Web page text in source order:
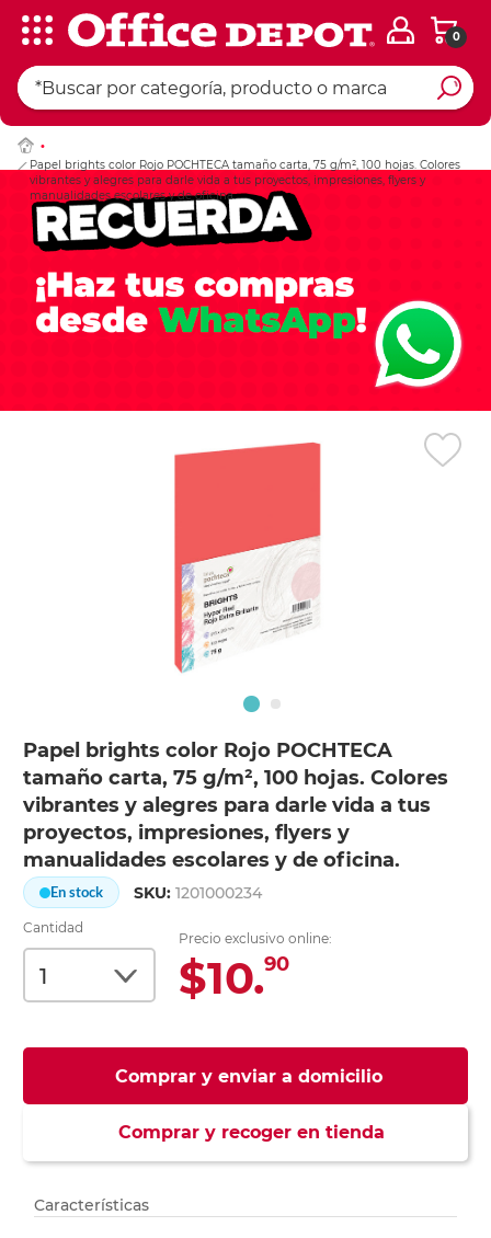
0
Papel brights color Rojo POCHTECA tamaño carta, 75 g/m², 100 hojas. Colores
vibrantes y alegres para darle vida a tus proyectos, impresiones, flyers y
manualidades escolares y de oficina.
Papel brights color Rojo POCHTECA
tamaño carta, 75 g/m², 100 hojas. Colores
vibrantes y alegres para darle vida a tus
proyectos, impresiones, flyers y
manualidades escolares y de oficina.
En stock SKU:1201000234
Cantidad
Precio exclusivo online:
$10.90
Comprar y enviar a domicilio
Comprar y recoger en tienda
Ingresar Codigo
Características